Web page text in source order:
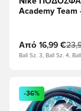
Academy Team
Από 16,99 €
Ball Sz. 3, Ball Sz. 4,
Ανοίγει ένα
-36%